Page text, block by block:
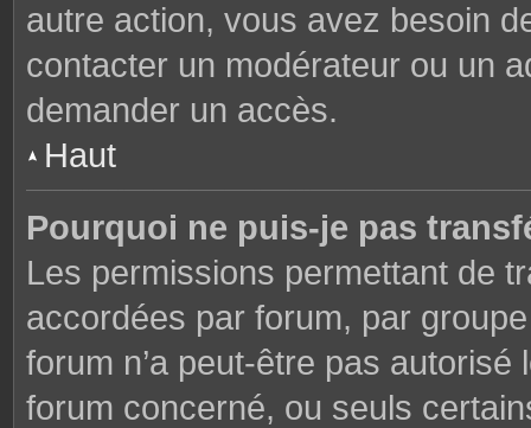
autre action, vous avez besoin
contacter un modérateur ou un
demander un accès.
Haut
Pourquoi ne puis-je pas
Les permissions permettant de
accordées par forum, par
forum n’a peut-être pas
forum concerné, ou seuls